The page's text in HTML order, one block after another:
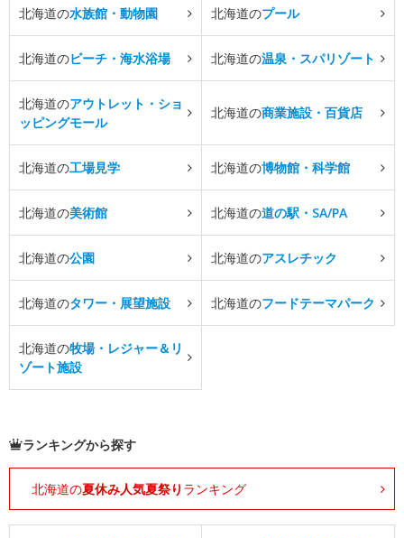
北海道の水族館・動物園 北海道のプール
北海道のビーチ・海水浴場 北海道の温泉・スパリゾート
北海道のアウトレット・ショ
ッピングモール
北海道の商業施設・百貨店
北海道の工場見学 北海道の博物館・科学館
北海道の美術館 北海道の道の駅・SA/PA
北海道の公園 北海道のアスレチック
北海道のタワー・展望施設 北海道のフードテーマパーク
北海道の牧場・レジャー＆リ
ゾート施設
ランキングから探す
北海道の夏休み人気夏祭り ランキング